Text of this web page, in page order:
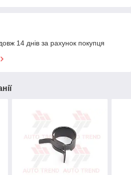
14 днів за рахунок покупця